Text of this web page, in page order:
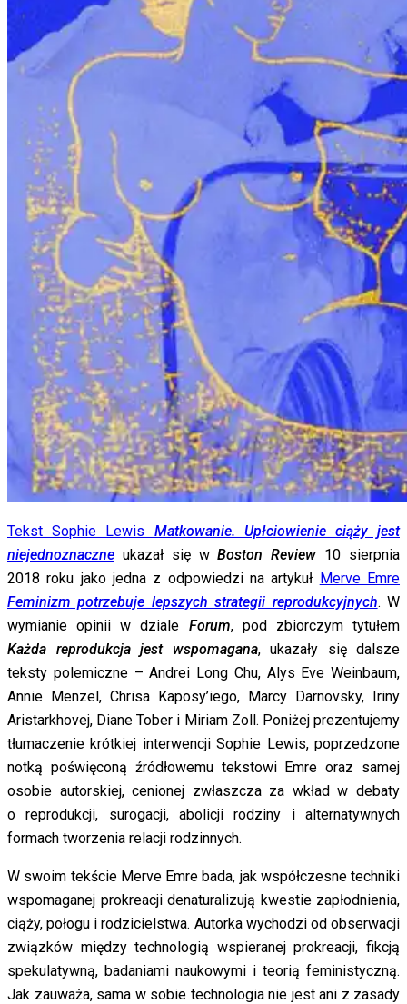
Tekst Sophie Lewis Matkowanie. Upłciowienie ciąży jest
niejednoznaczne ukazał się wBoston Review 10 sierpnia
2018 roku jako jedna z odpowiedzi na artykuł Merve Emre
Feminizm potrzebuje lepszych strategii reprodukcyjnych. W
wymianie opinii w dziale Forum, pod zbiorczym tytułem
Każda reprodukcja jest wspomagana, ukazały się dalsze
teksty polemiczne – Andrei Long Chu, Alys Eve Weinbaum,
Annie Menzel, Chrisa Kaposy’iego, Marcy Darnovsky, Iriny
Aristarkhovej, Diane Tober i Miriam Zoll. Poniżej prezentujemy
tłumaczenie krótkiej interwencji Sophie Lewis, poprzedzone
notką poświęconą źródłowemu tekstowi Emre oraz samej
osobie autorskiej, cenionej zwłaszcza za wkład w debaty
o reprodukcji, surogacji, abolicji rodziny i alternatywnych
formach tworzenia relacji rodzinnych.
W swoim tekście Merve Emre bada, jak współczesne techniki
wspomaganej prokreacji denaturalizują kwestie zapłodnienia,
ciąży, połogu i rodzicielstwa. Autorka wychodzi od obserwacji
związków między technologią wspieranej prokreacji, fikcją
spekulatywną, badaniami naukowymi i teorią feministyczną.
Jak zauważa, sama w sobie technologia nie jest ani z zasady